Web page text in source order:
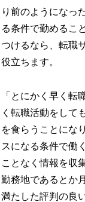
り前のようになっ
る条件で勤めるこ
つけるなら、転職
役立ちます。
「とにかく早く転
く転職活動をして
を食らうことにな
スになる条件で働
ことなく情報を収
勤務地であるとか
満たした評判の良